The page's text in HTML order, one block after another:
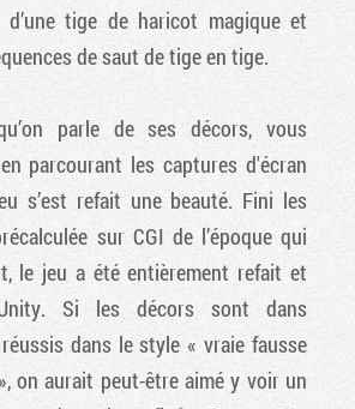
tige de haricot magique et
de saut de tige en tige.
parle de ses décors, vous
parcourant les captures d'écran
s’est refait une beauté. Fini les
sur CGI de l’époque qui
le jeu a été entièrement refait et
Si les décors sont dans
réussis dans le style « vraie fausse
on aurait peut-être aimé y voir un